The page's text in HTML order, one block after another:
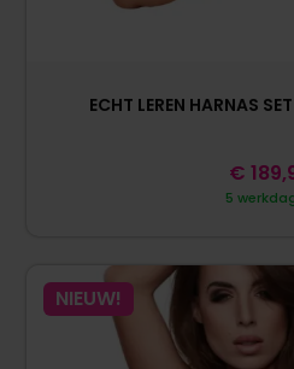
ECHT LEREN HARNAS
5
€
NIEUW!